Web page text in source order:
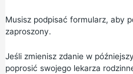
Musisz podpisać formularz, aby
zaproszony.
Jeśli zmienisz zdanie w
poprosić swojego lekarza